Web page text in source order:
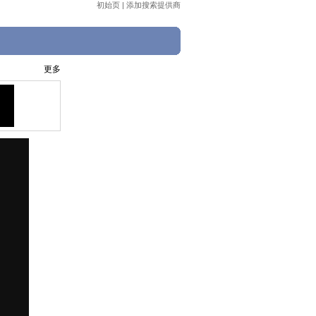
初始页 | 添加搜索提供商
更多